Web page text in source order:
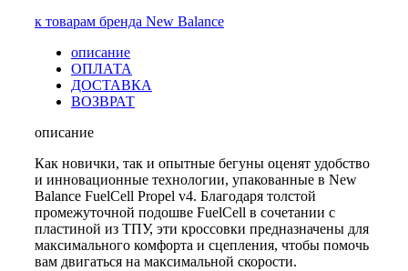
к товарам бренда New Balance
описание
ОПЛАТА
ДОСТАВКА
ВОЗВРАТ
описание
Как новички, так и опытные бегуны оценят удобство
и инновационные технологии, упакованные в New
Balance FuelCell Propel v4. Благодаря толстой
промежуточной подошве FuelCell в сочетании с
пластиной из ТПУ, эти кроссовки предназначены для
максимального комфорта и сцепления, чтобы помочь
вам двигаться на максимальной скорости.